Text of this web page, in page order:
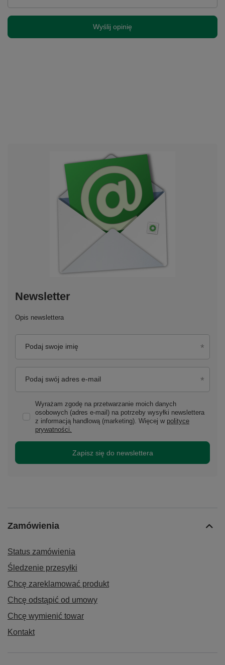
Wyślij opinię
Newsletter
Opis newslettera
Podaj swoje imię
Podaj swój adres e-mail
Wyrażam zgodę na przetwarzanie moich danych
osobowych (adres e-mail) na potrzeby wysyłki newslettera
z informacją handlową (marketing). Więcej w polityce
prywatności.
Zapisz się do newslettera
Zamówienia
Status zamówienia
Śledzenie przesyłki
Chcę zareklamować produkt
Chcę odstąpić od umowy
Chcę wymienić towar
Kontakt